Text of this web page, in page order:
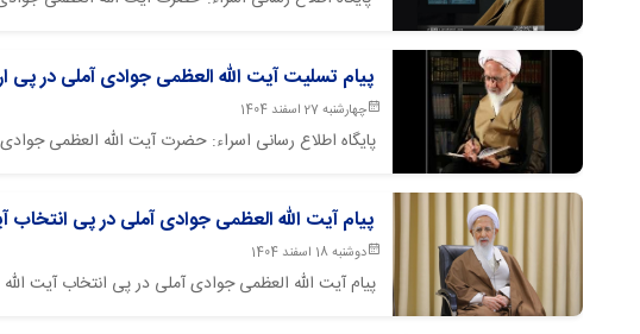
پیام تسلیت آیت الله العظمی جوادی آملی در پی
چهارشنبه 27 اسفند 1404
پایگاه اطلاع رسانی اسراء: حضرت آیت الله العظمی
پیام آیت الله العظمی جوادی آملی در پی
دوشنبه 18 اسفند 1404
پیام آیت الله العظمی جوادی آملی در پی انتخاب آیت